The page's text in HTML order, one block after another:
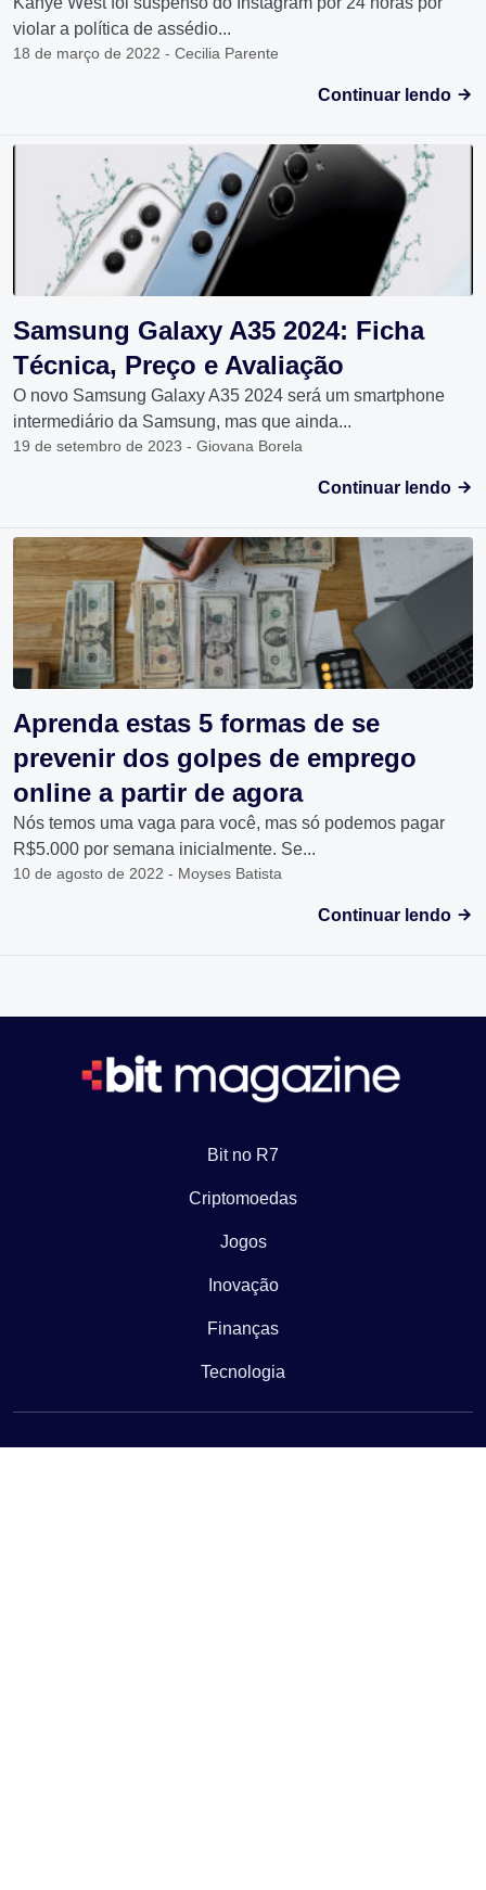
violar a política de assédio...
18 de março de 2022 - Cecilia Parente
Continuar lendo
Samsung Galaxy A35 2024: Ficha
Técnica, Preço e Avaliação
O novo Samsung Galaxy A35 2024 será um smartphone
intermediário da Samsung, mas que ainda...
19 de setembro de 2023 - Giovana Borela
Continuar lendo
Aprenda estas 5 formas de se
prevenir dos golpes de emprego
online a partir de agora
Nós temos uma vaga para você, mas só podemos pagar
R$5.000 por semana inicialmente. Se...
10 de agosto de 2022 - Moyses Batista
Continuar lendo
Bit no R7
Criptomoedas
Jogos
Inovação
Finanças
Tecnologia